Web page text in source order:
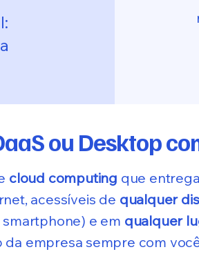
ou Desktop
cloud computing que entrega
acessíveis de qualquer
smartphone) e em qualquer
da empresa sempre com